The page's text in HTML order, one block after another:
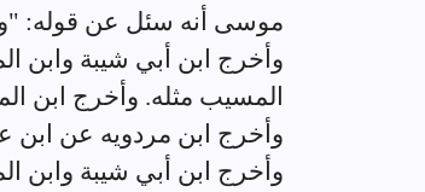
موسى أنه سئل عن قوله:
وأخرج ابن أبي شيبة وابن
المسيب مثله. وأخرج ابن
وأخرج ابن مردويه عن ابن
وأخرج ابن أبي شيبة وابن